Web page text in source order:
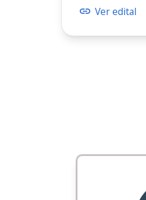
Ver edital